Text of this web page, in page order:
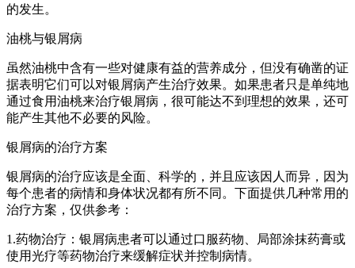
的发生。
油桃与银屑病
虽然油桃中含有一些对健康有益的营养成分，但没有确凿的证
据表明它们可以对银屑病产生治疗效果。如果患者只是单纯地
通过食用油桃来治疗银屑病，很可能达不到理想的效果，还可
能产生其他不必要的风险。
银屑病的治疗方案
银屑病的治疗应该是全面、科学的，并且应该因人而异，因为
每个患者的病情和身体状况都有所不同。下面提供几种常用的
治疗方案，仅供参考：
1.药物治疗：银屑病患者可以通过口服药物、局部涂抹药膏或
使用光疗等药物治疗来缓解症状并控制病情。